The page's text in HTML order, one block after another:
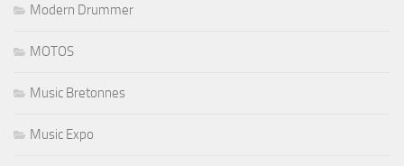
Modern Drummer
MOTOS
Music Bretonnes
Music Expo